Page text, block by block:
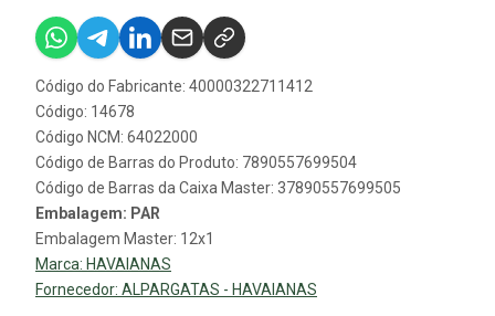
Código do Fabricante: 40000322711412
Código: 14678
Código NCM: 64022000
Código de Barras do Produto: 7890557699504
Código de Barras da Caixa Master: 37890557699505
Embalagem: PAR
Embalagem Master: 12x1
Marca: HAVAIANAS
Fornecedor: ALPARGATAS - HAVAIANAS